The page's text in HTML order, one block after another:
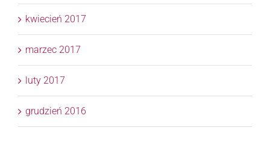
kwiecień 2017
marzec 2017
luty 2017
grudzień 2016